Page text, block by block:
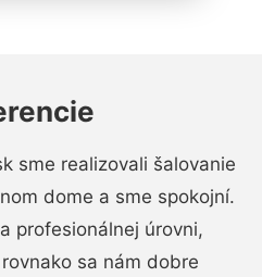
sme realizovali šalovanie
dome a sme spokojní.
profesionálnej úrovni,
sa nám dobre